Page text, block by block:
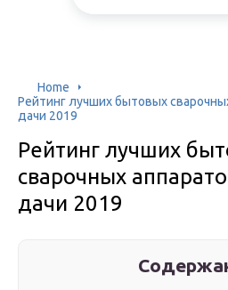
Home
Рейтинг лучших бытовых
дачи 2019
Рейтинг лучших
сварочных
дачи 2019